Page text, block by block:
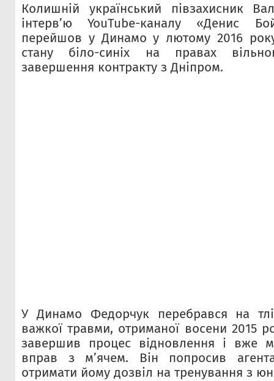
Колишній український півзахисник
інтерв’ю YouTube-каналу «Денис
перейшов у Динамо у лютому 2016
стану біло-синіх на правах
завершення контракту з Дніпром.
У Динамо Федорчук перебрався на
важкої травми, отриманої восени 2015
завершив процес відновлення і вже
вправ з м’ячем. Він попросив
отримати йому дозвіл на тренування з